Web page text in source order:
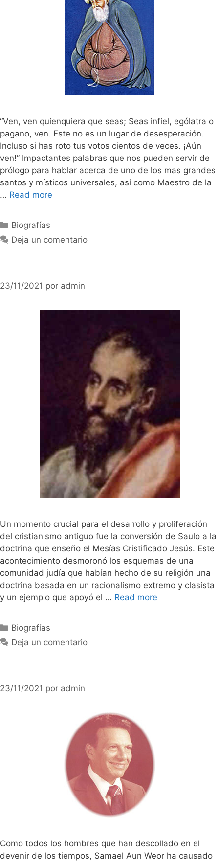
“Ven, ven quienquiera que seas; Seas infiel, ególatra o
pagano, ven. Este no es un lugar de desesperación.
Incluso si has roto tus votos cientos de veces. ¡Aún
ven!” Impactantes palabras que nos pueden servir de
prólogo para hablar acerca de uno de los mas grandes
santos y místicos universales, así como Maestro de la
… Read more
Categorías
Biografías
Deja un comentario
23/11/2021 por admin
Un momento crucial para el desarrollo y proliferación
del cristianismo antiguo fue la conversión de Saulo a la
doctrina que enseño el Mesías Cristificado Jesús. Este
acontecimiento desmoronó los esquemas de una
comunidad judía que habían hecho de su religión una
doctrina basada en un racionalismo extremo y clasista
y un ejemplo que apoyó el … Read more
Categorías
Biografías
Deja un comentario
23/11/2021 por admin
Como todos los hombres que han descollado en el
devenir de los tiempos, Samael Aun Weor ha causado